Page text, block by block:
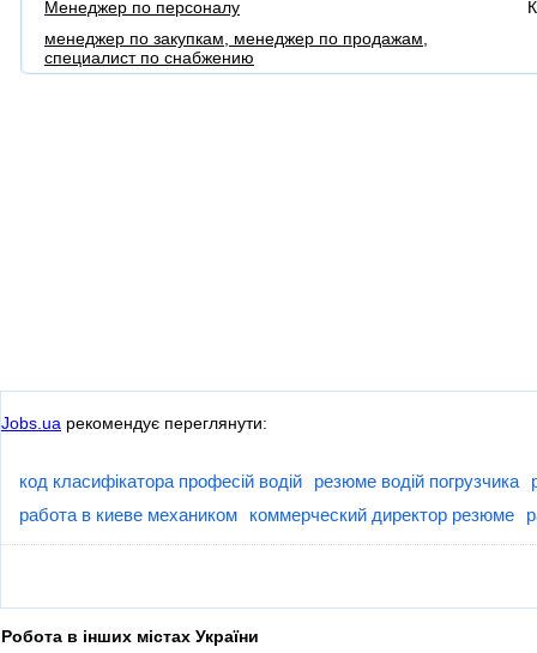
Менеджер по персоналу
менеджер по закупкам, менеджер по продажам,
специалист по снабжению
Jobs.ua рекомендує переглянути:
код класифікатора професій водій резюме водій погрузчика
работа в киеве механиком
коммерческий директор резюме
Робота в інших містах України